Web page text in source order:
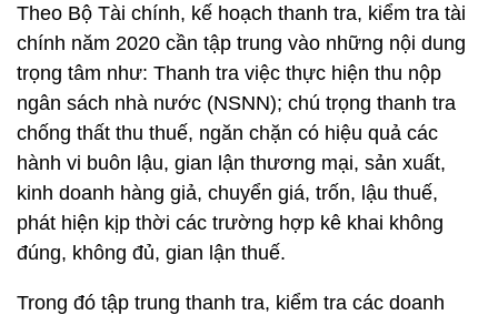
Theo Bộ Tài chính, kế hoạch thanh tra, kiểm tra tài
chính năm 2020 cần tập trung vào những nội dung
trọng tâm như: Thanh tra việc thực hiện thu nộp
ngân sách nhà nước (NSNN); chú trọng thanh tra
chống thất thu thuế, ngăn chặn có hiệu quả các
hành vi buôn lậu, gian lận thương mại, sản xuất,
kinh doanh hàng giả, chuyển giá, trốn, lậu thuế,
phát hiện kịp thời các trường hợp kê khai không
đúng, không đủ, gian lận thuế.
Trong đó tập trung thanh tra, kiểm tra các doanh